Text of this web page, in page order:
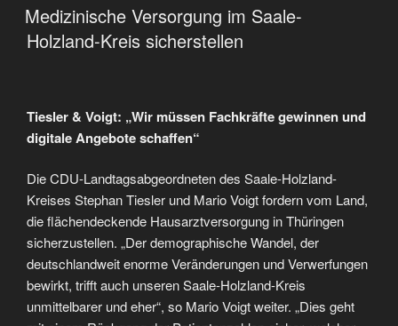
AM
Medizinische Versorgung im Saale-
Holzland-Kreis sicherstellen
Tiesler & Voigt: „Wir müssen Fachkräfte gewinnen und
digitale Angebote schaffen“
Die CDU-Landtagsabgeordneten des Saale-Holzland-
Kreises Stephan Tiesler und Mario Voigt fordern vom Land,
die flächendeckende Hausarztversorgung in Thüringen
sicherzustellen. „Der demographische Wandel, der
deutschlandweit enorme Veränderungen und Verwerfungen
bewirkt, trifft auch unseren Saale-Holzland-Kreis
unmittelbarer und eher“, so Mario Voigt weiter. „Dies geht